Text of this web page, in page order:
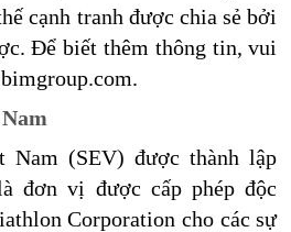
cạnh tranh được chia sẻ bởi
Để biết thêm thông tin, vui
Nam (SEV) được thành lập
đơn vị được cấp phép độc
Corporation cho các sự